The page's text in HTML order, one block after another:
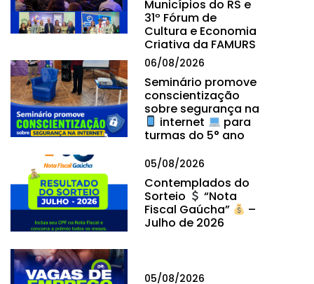
Municípios do RS e
31º Fórum de
Cultura e Economia
Criativa da FAMURS
06/08/2026
Seminário promove
conscientização
sobre segurança na
internet
para
turmas do 5° ano
05/08/2026
Contemplados do
Sorteio
“Nota
Fiscal Gaúcha”
–
Julho de 2026
05/08/2026